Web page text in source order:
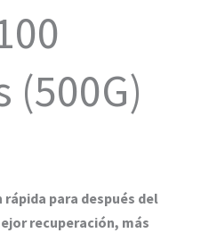
(500G)
para después del
recuperación, más